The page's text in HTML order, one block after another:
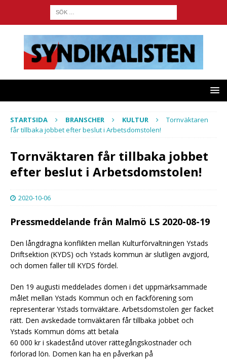
STARTSIDA BRANSCHER KULTUR
Tornväktaren
får tillbaka jobbet efter beslut i Arbetsdomstolen!
Tornväktaren får tillbaka jobbet
efter beslut i Arbetsdomstolen!
2020-10-06
Pressmeddelande från Malmö LS 2020-08-19
Den långdragna konflikten mellan Kulturförvaltningen Ystads
Driftsektion (KYDS) och Ystads kommun är slutligen avgjord,
och domen faller till KYDS fördel.
Den 19 augusti meddelades domen i det uppmärksammade
målet mellan Ystads Kommun och en fackförening som
representerar Ystads tornväktare. Arbetsdomstolen ger facket
rätt. Den avskedade tornväktaren får tillbaka jobbet och
Ystads Kommun döms att betala
60 000 kr i skadestånd utöver rättegångskostnader och
förlorad lön. Domen kan ha en påverkan på